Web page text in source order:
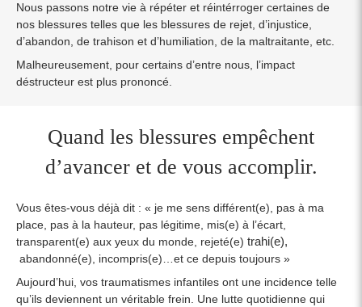
Nous passons notre vie à répéter et réintérroger certaines de
nos blessures telles que les blessures de rejet, d’injustice,
d’abandon, de trahison et d’humiliation, de la maltraitante, etc.
Malheureusement, pour certains d’entre nous, l’impact
déstructeur est plus prononcé.
Quand les blessures empêchent
d’avancer et de vous accomplir.
Vous êtes-vous déjà dit : « je me sens différent(e), pas à ma
place, pas à la hauteur, pas légitime, mis(e) à l’écart,
transparent(e) aux yeux du monde, rejeté(e) trahi(e),
abandonné(e), incompris(e)…et ce depuis toujours »
Aujourd’hui, vos traumatismes infantiles ont une incidence telle
qu’ils deviennent un véritable frein. Une lutte quotidienne qui